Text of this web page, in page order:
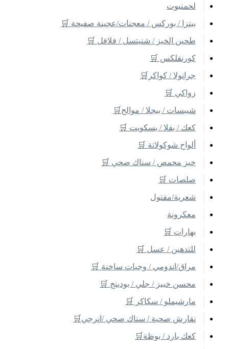
لحمنيوت
بيتزا / بوركس / معجنات/عجينة صفيحة 🛒
طحين الخبز / شنيتسل / فلافل 🛒
كورنفلكس 🛒
جرانولا / كواكر🛒
زواكي 🛒
شيبسات / بيجلا / موالح🛒
كعك / بفلا / بسكويت 🛒
ألواح شوكولاتة 🛒
خبز محمص / سناك صحي 🛒
صلصات 🛒
شعرية/مفتول
معكرونة
بهارات 🛒
للتدهين / عسل 🛒
مراق/اندومي / وجبات ساخنة 🛒
محسن خبيز / جلي / بودينج 🛒
مارشيملو / سكاكر 🛒
نقارش صحية / سناك صحي /انرجي🛒
كعك بارد / بوظة🛒